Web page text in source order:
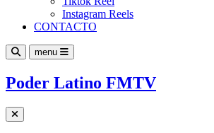
Instagram Reels
CONTACTO
menu
Poder Latino FMTV